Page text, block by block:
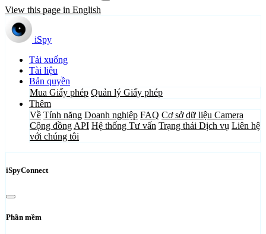
View this page in English
iSpy
Tải xuống
Tài liệu
Bản quyền
Mua Giấy phép Quản lý Giấy phép
Thêm
Về Tính năng Doanh nghiệp FAQ Cơ sở dữ liệu Camera
Cộng đồng API Hệ thống Tư vấn Trạng thái Dịch vụ Liên hệ
với chúng tôi
iSpyConnect
Phần mềm